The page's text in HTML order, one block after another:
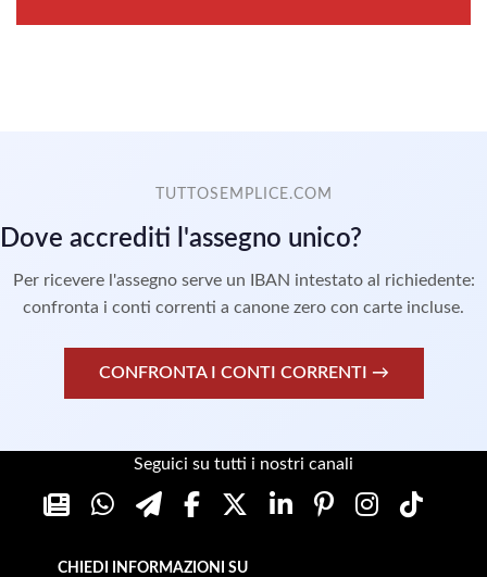
TUTTOSEMPLICE.COM
Dove accrediti l'assegno unico?
Per ricevere l'assegno serve un IBAN intestato al richiedente:
confronta i conti correnti a canone zero con carte incluse.
CONFRONTA I CONTI CORRENTI →
Seguici su tutti i nostri canali
CHIEDI INFORMAZIONI SU